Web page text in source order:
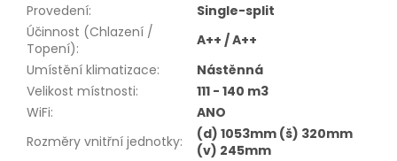
Provedení:
Single-split
Účinnost (Chlazení /
Topení):
A++ / A++
Umístění klimatizace:
Nástěnná
Velikost místnosti:
111 - 140 m3
WiFi:
ANO
Rozměry vnitřní jednotky:
(d) 1053mm (š) 320mm
(v) 245mm